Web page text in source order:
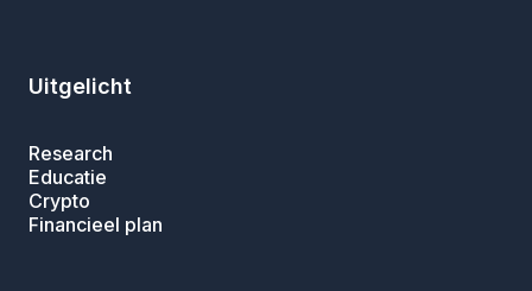
Uitgelicht
Research
Educatie
Crypto
Financieel plan